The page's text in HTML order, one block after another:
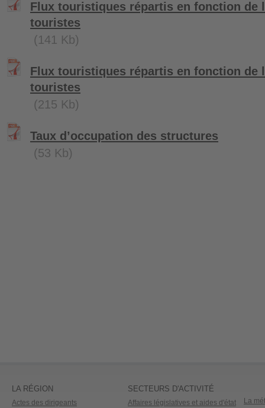
Flux touristiques répartis en fonction de
touristes
(141 Kb)
Flux touristiques répartis en fonction de
touristes
(215 Kb)
Taux d’occupation des structures
(53 Kb)
LA RÉGION
Actes des dirigeants
SECTEURS D'ACTIVITÉ
Affaires législatives et aides d'état
La